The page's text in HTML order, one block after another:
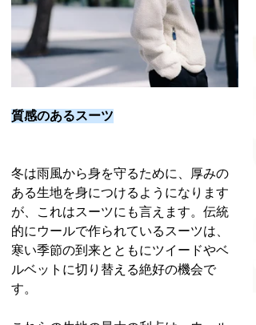
質感のあるスーツ
冬は雨風から身を守るために、厚みの
ある生地を身につけるようになります
が、これはスーツにも言えます。伝統
的にウールで作られているスーツは、
寒い季節の到来とともにツイードやベ
ルベットに切り替える絶好の機会で
す。